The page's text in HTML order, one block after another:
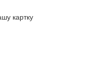
картку